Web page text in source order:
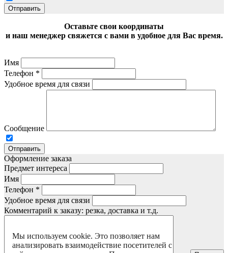
Отправить
Оставьте свои координаты
и наш менеджер свяжется с вами в удобное для Вас время.
Имя
Телефон *
Удобное время для связи
Сообщение
Отправить
Оформление заказа
Предмет интереса
Имя
Телефон *
Удобное время для связи
Комментарий к заказу: резка, доставка и т.д.
Мы используем cookie. Это позволяет нам
анализировать взаимодействие посетителей с